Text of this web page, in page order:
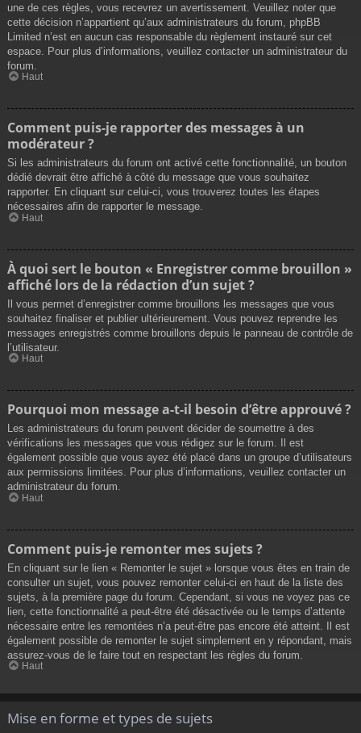
une de ces règles, vous recevrez un avertissement. Veuillez noter que
cette décision n’appartient qu’aux administrateurs du forum, phpBB
Limited n’est en aucun cas responsable du règlement instauré sur cet
espace. Pour plus d’informations, veuillez contacter un administrateur du
forum.
Haut
Comment puis-je rapporter des messages à un
modérateur ?
Si les administrateurs du forum ont activé cette fonctionnalité, un bouton
dédié devrait être affiché à côté du message que vous souhaitez
rapporter. En cliquant sur celui-ci, vous trouverez toutes les étapes
nécessaires afin de rapporter le message.
Haut
À quoi sert le bouton « Enregistrer comme brouillon »
affiché lors de la rédaction d’un sujet ?
Il vous permet d’enregistrer comme brouillons les messages que vous
souhaitez finaliser et publier ultérieurement. Vous pouvez reprendre les
messages enregistrés comme brouillons depuis le panneau de contrôle de
l’utilisateur.
Haut
Pourquoi mon message a-t-il besoin d’être approuvé ?
Les administrateurs du forum peuvent décider de soumettre à des
vérifications les messages que vous rédigez sur le forum. Il est
également possible que vous ayez été placé dans un groupe d’utilisateurs
aux permissions limitées. Pour plus d’informations, veuillez contacter un
administrateur du forum.
Haut
Comment puis-je remonter mes sujets ?
En cliquant sur le lien « Remonter le sujet » lorsque vous êtes en train de
consulter un sujet, vous pouvez remonter celui-ci en haut de la liste des
sujets, à la première page du forum. Cependant, si vous ne voyez pas ce
lien, cette fonctionnalité a peut-être été désactivée ou le temps d’attente
nécessaire entre les remontées n’a peut-être pas encore été atteint. Il est
également possible de remonter le sujet simplement en y répondant, mais
assurez-vous de le faire tout en respectant les règles du forum.
Haut
Mise en forme et types de sujets